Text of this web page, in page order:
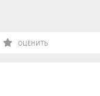
ОЦЕНИТЬ